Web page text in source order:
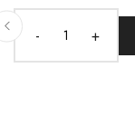
- +